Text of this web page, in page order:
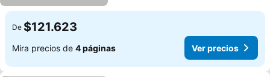
De $121.623
Mira precios de 4 páginas Ver precios